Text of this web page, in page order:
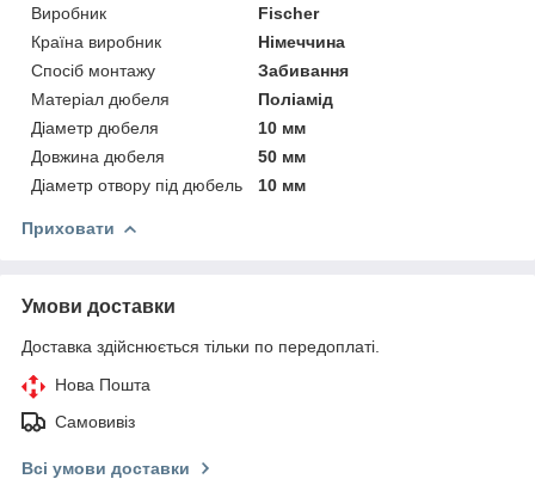
Виробник
Fischer
Країна виробник
Німеччина
Спосіб монтажу
Забивання
Матеріал дюбеля
Поліамід
Діаметр дюбеля
10 мм
Довжина дюбеля
50 мм
Діаметр отвору під дюбель
10 мм
Приховати
Умови доставки
Доставка здійснюється тільки по передоплаті.
Нова Пошта
Самовивіз
Всі умови доставки